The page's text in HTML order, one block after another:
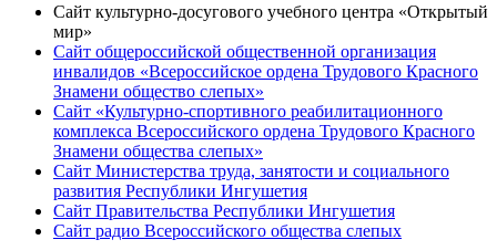
Сайт культурно-досугового учебного центра «Открытый
мир»
Сайт общероссийской общественной организация
инвалидов «Всероссийское ордена Трудового Красного
Знамени общество слепых»
Сайт «Культурно-спортивного реабилитационного
комплекса Всероссийского ордена Трудового Красного
Знамени общества слепых»
Сайт Министерства труда, занятости и социального
развития Республики Ингушетия
Сайт Правительства Республики Ингушетия
Сайт радио Всероссийского общества слепых